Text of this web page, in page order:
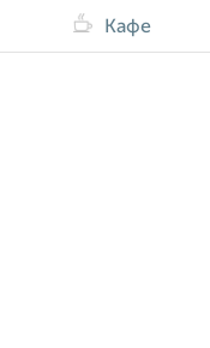
Кафе